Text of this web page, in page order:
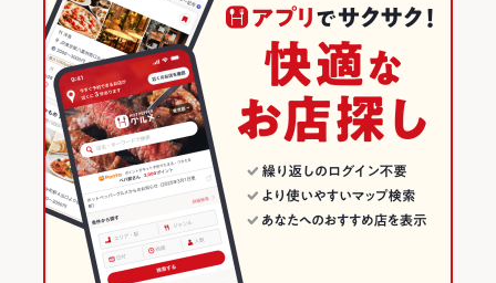
カクテル充実、焼酎充実、日本酒充実、ワイン充実
お子様連れ
お子様連れ歓迎 ：個室完備しておりますのでお子様連れでも安
心です。
ウェディン
グパーティ
ー二次会
貸切ご予約などご気軽にお問合せください。
お祝い・サ
可
すすきのの居酒屋ランキング
すすきの駅のグルメランキング
すすきの駅の居酒屋ランキング